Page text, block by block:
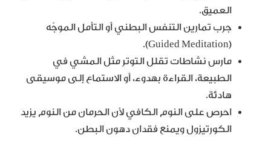
العميق.
جرب تمارين التنفس البطني أو التأمل الموجّه
(Guided Meditation).
مارس نشاطات تقلل التوتر مثل المشي في
الطبيعة، القراءة بهدوء، أو الاستماع إلى موسيقى
هادئة.
احرص على النوم الكافي لأن الحرمان من النوم يزيد
الكورتيزول ويمنع فقدان دهون البطن.